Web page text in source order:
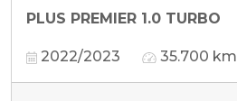
PLUS PREMIER 1.0 TURBO
2022/2023 35.700 km